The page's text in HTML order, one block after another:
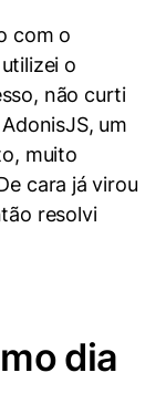
com o
o
não curti
um
muito
cara já virou
resolvi
dia